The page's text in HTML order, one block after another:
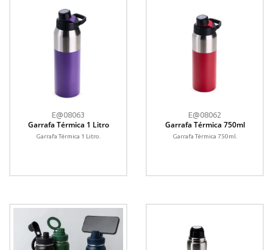
E@08063
Garrafa Térmica 1 Litro
Garrafa Térmica 1 Litro.
E@08062
Garrafa Térmica 750ml
Garrafa Térmica 750ml.